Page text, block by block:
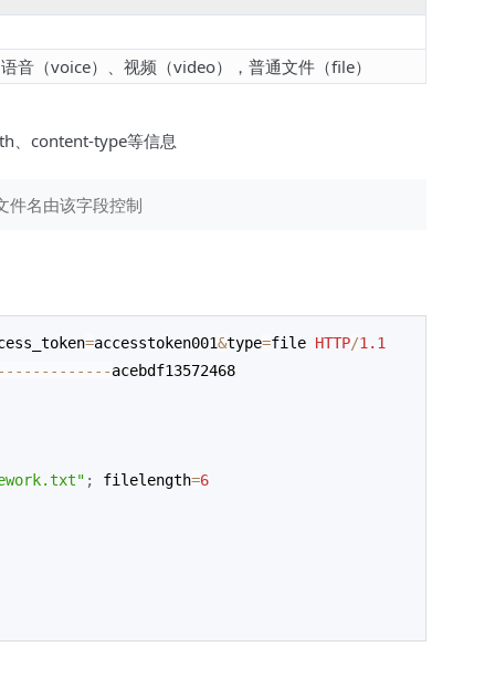
音（voice）、视频（video），普通文件（file）
、content-type等信息
件名由该字段控制
=accesstoken001&type=file HTTP/1.1
-- -- -- -- -- -- -acebdf13572468
; filelength=6